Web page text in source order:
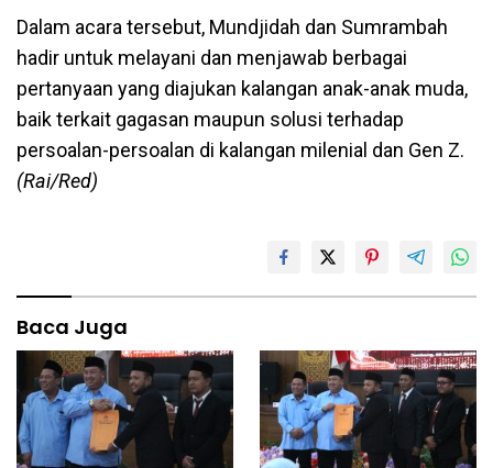
Dalam acara tersebut, Mundjidah dan Sumrambah
hadir untuk melayani dan menjawab berbagai
pertanyaan yang diajukan kalangan anak-anak muda,
baik terkait gagasan maupun solusi terhadap
persoalan-persoalan di kalangan milenial dan Gen Z.
(Rai/Red)
Baca Juga